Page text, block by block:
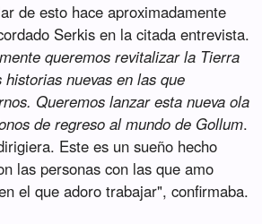
de esto hace aproximadamente
Serkis en la citada entrevista.
queremos revitalizar la Tierra
historias nuevas en las que
Queremos lanzar esta nueva ola
de regreso al mundo de Gollum.
Este es un sueño hecho
las personas con las que amo
el que adoro trabajar", confirmaba.